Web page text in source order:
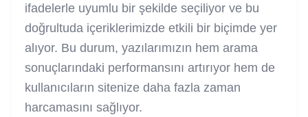
ifadelerle uyumlu bir şekilde seçiliyor ve bu
doğrultuda içeriklerimizde etkili bir biçimde yer
alıyor. Bu durum, yazılarımızın hem arama
sonuçlarındaki performansını artırıyor hem de
kullanıcıların sitenize daha fazla zaman
harcamasını sağlıyor.